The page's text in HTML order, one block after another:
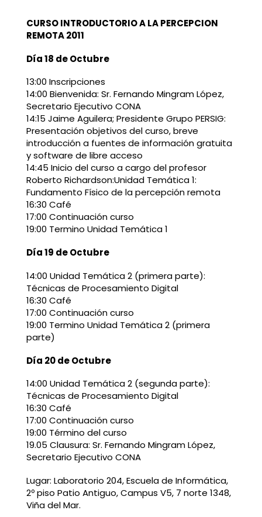
CURSO INTRODUCTORIO A LA PERCEPCION
REMOTA 2011
Día 18 de Octubre
13:00 Inscripciones
14:00 Bienvenida: Sr. Fernando Mingram López,
Secretario Ejecutivo CONA
14:15 Jaime Aguilera; Presidente Grupo PERSIG:
Presentación objetivos del curso, breve
introducción a fuentes de información gratuita
y software de libre acceso
14:45 Inicio del curso a cargo del profesor
Roberto Richardson:Unidad Temática 1:
Fundamento Físico de la percepción remota
16:30 Café
17:00 Continuación curso
19:00 Termino Unidad Temática 1
Día 19 de Octubre
14:00 Unidad Temática 2 (primera parte):
Técnicas de Procesamiento Digital
16:30 Café
17:00 Continuación curso
19:00 Termino Unidad Temática 2 (primera
parte)
Día 20 de Octubre
14:00 Unidad Temática 2 (segunda parte):
Técnicas de Procesamiento Digital
16:30 Café
17:00 Continuación curso
19:00 Término del curso
19.05 Clausura: Sr. Fernando Mingram López,
Secretario Ejecutivo CONA
Lugar: Laboratorio 204, Escuela de Informática,
2º piso Patio Antiguo, Campus V5, 7 norte 1348,
Viña del Mar.